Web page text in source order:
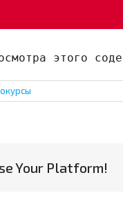
этого
Your Platform!